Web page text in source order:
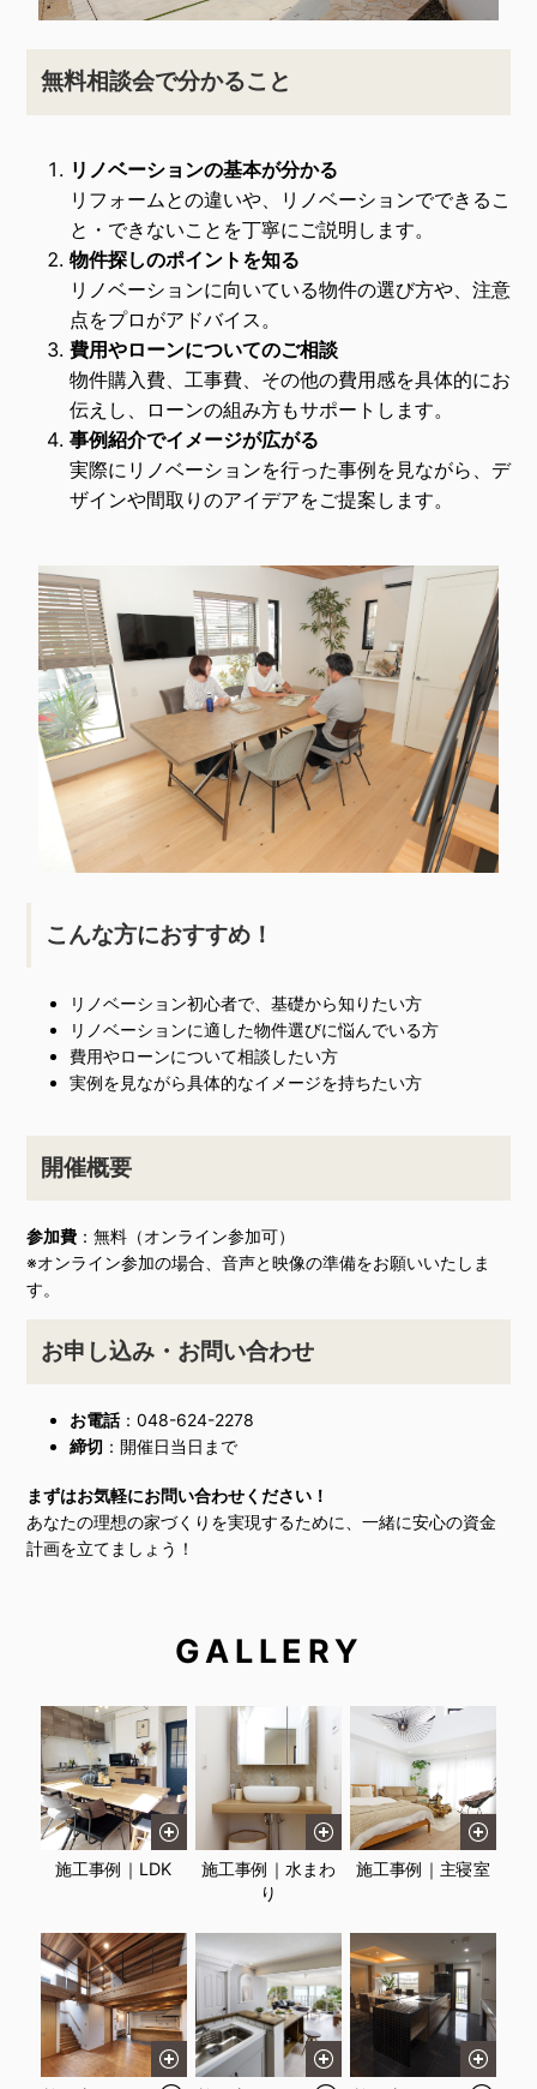
無料相談会で分かること
リノベーションの基本が分かる
リフォームとの違いや、リノベーションでできるこ
と・できないことを丁寧にご説明します。
物件探しのポイントを知る
リノベーションに向いている物件の選び方や、注意
点をプロがアドバイス。
費用やローンについてのご相談
物件購入費、工事費、その他の費用感を具体的にお
伝えし、ローンの組み方もサポートします。
事例紹介でイメージが広がる
実際にリノベーションを行った事例を見ながら、デ
ザインや間取りのアイデアをご提案します。
こんな方におすすめ！
リノベーション初心者で、基礎から知りたい方
リノベーションに適した物件選びに悩んでいる方
費用やローンについて相談したい方
実例を見ながら具体的なイメージを持ちたい方
開催概要
参加費：無料（オンライン参加可）
※オンライン参加の場合、音声と映像の準備をお願いいたしま
す。
お申し込み・お問い合わせ
お電話：048-624-2278
締切 ：開催日当日まで
まずはお気軽にお問い合わせください！
あなたの理想の家づくりを実現するために、一緒に安心の資金
計画を立てましょう！
GALLERY
施工事例｜LDK
施工事例｜水まわ
り
施工事例｜主寝室